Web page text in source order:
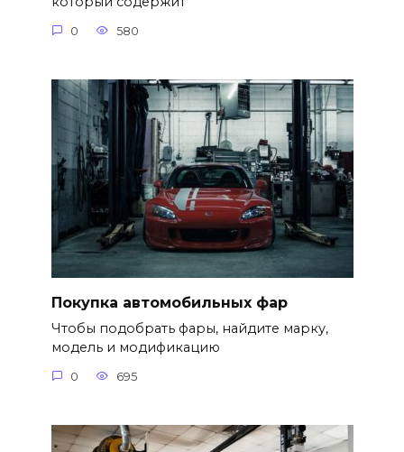
0 580
Покупка автомобильных фар
Чтобы подобрать фары, найдите марку,
модель и модификацию
0 695